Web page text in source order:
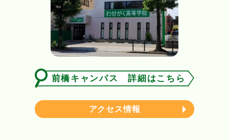
前橋キャンパス 詳細はこちら
アクセス情報